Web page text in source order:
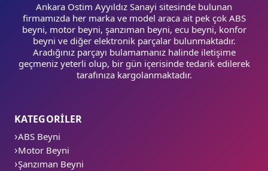
Ankara Ostim Ayyıldız Sanayi sitesinde bulunan
firmamızda her marka ve model araca ait pek çok ABS
beyni, motor beyni, şanzıman beyni, ecu beyni, konfor
beyni ve diğer elektronik parçalar bulunmaktadır.
Aradığınız parçayı bulamamanız halinde iletişime
geçmeniz yeterli olup, bir gün içerisinde tedarik edilerek
tarafınıza kargolanmaktadır.
KATEGORİLER
ABS Beyni
Motor Beyni
Şanzıman Beyni